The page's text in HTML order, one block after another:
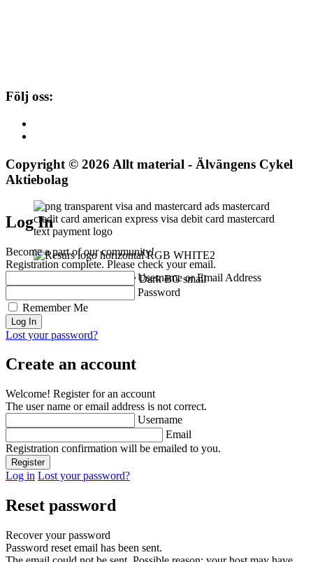
Följ oss:
Copyright © 2026 Allt material - Älvängens Cykel
Aktiebolag
Log In
Become a part of our community!
Registration complete. Please check your email.
Username or Email Address
Password
Remember Me
Lost your password?
Create an account
Welcome! Register for an account
The user name or email address is not correct.
Username
Email
Registration confirmation will be emailed to you.
Log in Lost your password?
Reset password
Recover your password
Password reset email has been sent.